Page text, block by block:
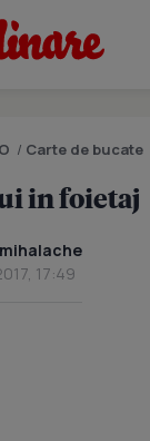
/ Carte de bucate
in foietaj
17:49